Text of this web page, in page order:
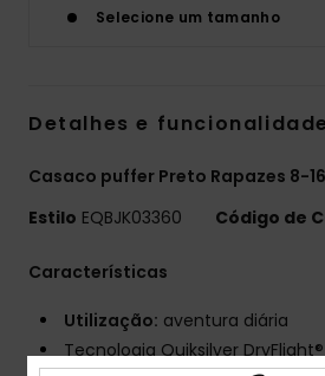
Selecione um tamanho
Detalhes e
Casaco puffer Preto Rapazes 8-16
Estilo EQBJK03360 Código de
Características
Utilização: aventura diária
Tecnologia Quiksilver DryFlight®